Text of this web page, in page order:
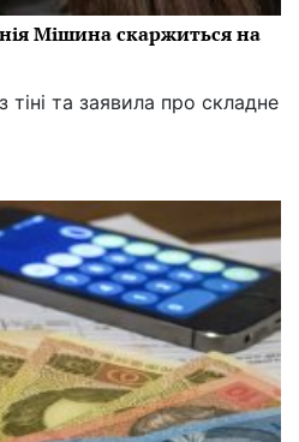
Мішина скаржиться на
та заявила про складне